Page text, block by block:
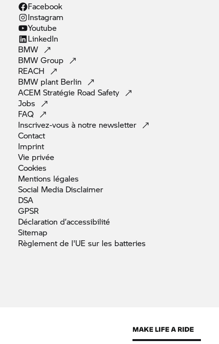
Facebook
Instagram
Youtube
LinkedIn
BMW
BMWGroup
REACH
BMW plant Berlin
ACEM Stratégie RoadSafety
Jobs
FAQ
Inscrivez-vous à notre newsletter
Contact
Imprint
Vie privée
Cookies
Mentions légales
Social Media Disclaimer
DSA
GPSR
Déclarationd’accessibilité
Sitemap
Règlement de l'UE sur les batteries